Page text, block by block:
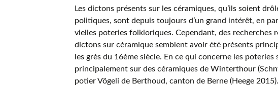
Les dictons présents sur les céramiques, qu’ils soient
politiques, sont depuis toujours d’un grand intérêt, en
vielles poteries folkloriques. Cependant, des recherches
dictons sur céramique semblent avoir été présents
les grès du 16ème siècle. En ce qui concerne les
principalement sur des céramiques de Winterthour
potier Vögeli de Berthoud, canton de Berne (Heege